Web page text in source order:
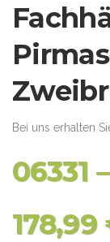
Bei uns erhalten
06331
178,99